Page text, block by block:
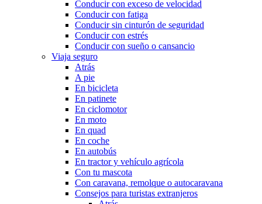
Conducir con exceso de velocidad
Conducir con fatiga
Conducir sin cinturón de seguridad
Conducir con estrés
Conducir con sueño o cansancio
Viaja seguro
Atrás
A pie
En bicicleta
En patinete
En ciclomotor
En moto
En quad
En coche
En autobús
En tractor y vehículo agrícola
Con tu mascota
Con caravana, remolque o autocaravana
Consejos para turistas extranjeros